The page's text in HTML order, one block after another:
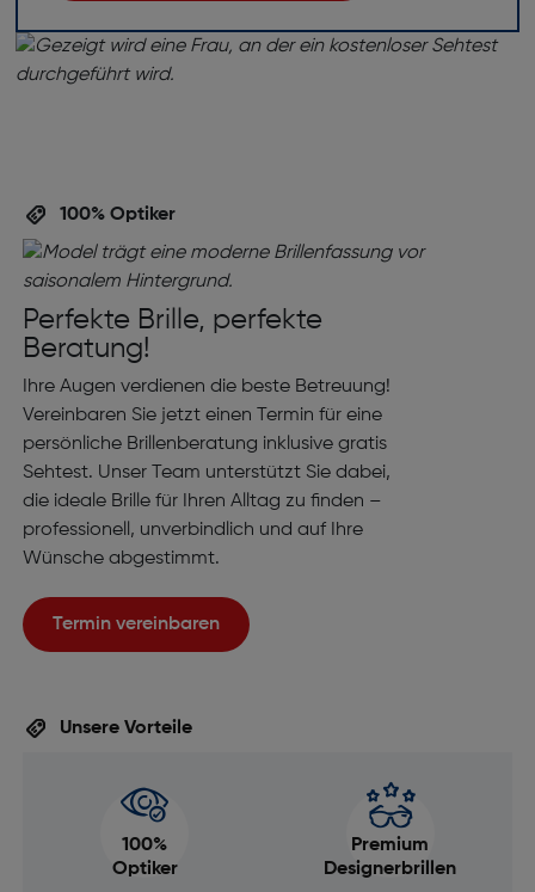
100% Optiker
Perfekte Brille, perfekte
Beratung!
Ihre Augen verdienen die beste Betreuung!
Vereinbaren Sie jetzt einen Termin für eine
persönliche Brillenberatung inklusive gratis
Sehtest. Unser Team unterstützt Sie dabei,
die ideale Brille für Ihren Alltag zu finden –
professionell, unverbindlich und auf Ihre
Wünsche abgestimmt.
Termin vereinbaren
Unsere Vorteile
100%
Optiker
Premium
Designerbrillen